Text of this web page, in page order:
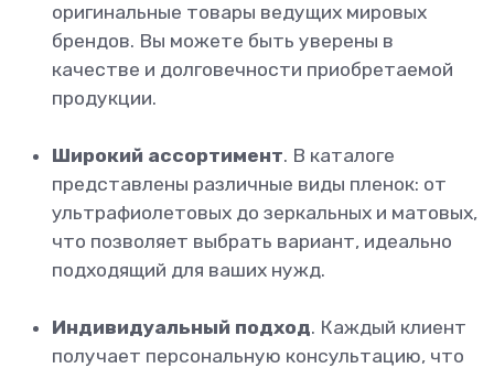
оригинальные товары ведущих мировых
брендов. Вы можете быть уверены в
качестве и долговечности приобретаемой
продукции.
Широкий ассортимент. В каталоге
представлены различные виды пленок: от
ультрафиолетовых до зеркальных и матовых,
что позволяет выбрать вариант, идеально
подходящий для ваших нужд.
Индивидуальный подход. Каждый клиент
получает персональную консультацию, что